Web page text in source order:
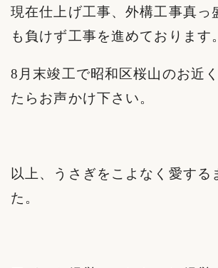
現在仕上げ工事、外構工事真っ
も負けず工事を進めております。
8月末竣工で昭和区桜山のお近
たらお声かけ下さい。
以上、うさぎをこよなく愛する
た。